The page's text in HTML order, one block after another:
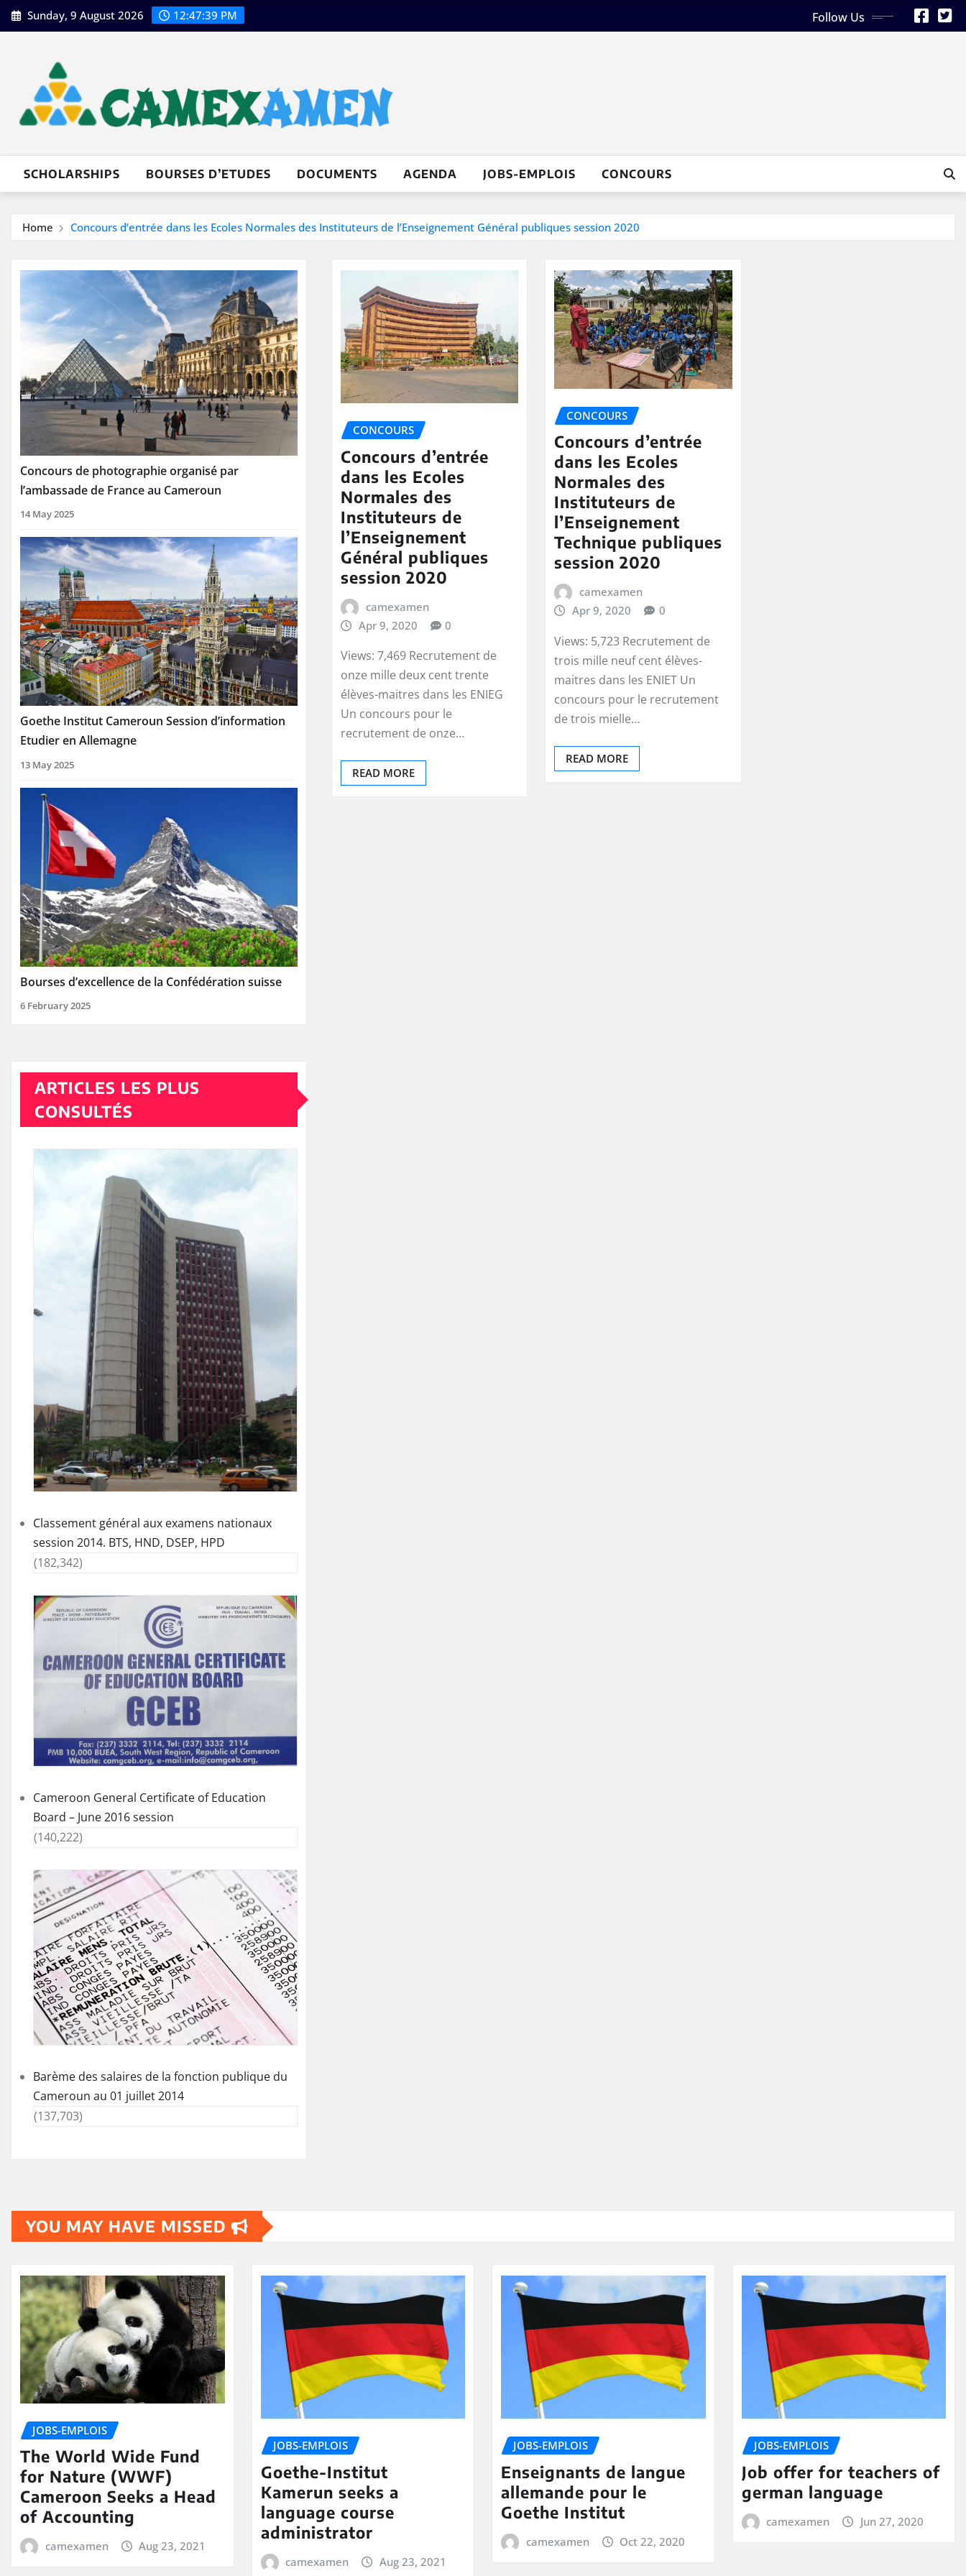
Skip
to
Sunday, 9 August 2026 12:47:40 PM Follow Us
SCHOLARSHIPS BOURSES D’ETUDES DOCUMENTS AGENDA JOBS-EMPLOIS CONCOURS
Home Concours d’entrée dans les Ecoles Normales des Instituteurs de l’Enseignement Général publiques session 2020
Concours de photographie organisé par
l’ambassade de France au Cameroun
14 May 2025
Goethe Institut Cameroun Session d’information
Etudier en Allemagne
13 May 2025
Bourses d’excellence de la Confédération suisse
6 February 2025
ARTICLES LES PLUS
CONSULTÉS
Classement général aux examens nationaux
session 2014. BTS, HND, DSEP, HPD
(182,342)
Cameroon General Certificate of Education
Board – June 2016 session
(140,222)
Barème des salaires de la fonction publique du
Cameroun au 01 juillet 2014
(137,703)
CONCOURS
Concours d’entrée
dans les Ecoles
Normales des
Instituteurs de
l’Enseignement
Général publiques
session 2020
camexamen
Apr 9, 2020
0
Views: 7,469 Recrutement de
onze mille deux cent trente
élèves-maitres dans les ENIEG
Un concours pour le
recrutement de onze…
READ MORE
CONCOURS
Concours d’entrée
dans les Ecoles
Normales des
Instituteurs de
l’Enseignement
Technique publiques
session 2020
camexamen
Apr 9, 2020
0
Views: 5,723 Recrutement de
trois mille neuf cent élèves-
maitres dans les ENIET Un
concours pour le recrutement
de trois mielle…
READ MORE
YOU MAY HAVE MISSED
JOBS-EMPLOIS
The World Wide Fund
for Nature (WWF)
Cameroon Seeks a Head
of Accounting
camexamen Aug 23, 2021
JOBS-EMPLOIS
Goethe-Institut
Kamerun seeks a
language course
administrator
camexamen Aug 23, 2021
JOBS-EMPLOIS
Enseignants de langue
allemande pour le
Goethe Institut
camexamen Oct 22, 2020
JOBS-EMPLOIS
Job offer for teachers of
german language
camexamen Jun 27, 2020